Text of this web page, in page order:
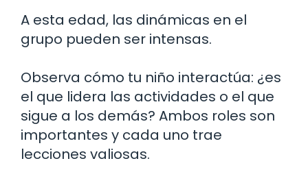
A esta edad, las dinámicas en el
grupo pueden ser intensas.
Observa cómo tu niño interactúa: ¿es
el que lidera las actividades o el que
sigue a los demás? Ambos roles son
importantes y cada uno trae
lecciones valiosas.